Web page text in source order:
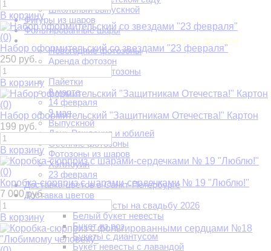
Школьный выпускной
Фигуры из шаров
Фольгированные шары
Фотозоны. Аренда фотозон. Изготовление фотозон
Новогодние фотозоны
Аренда фотозон
Свадебные фотозоны
Пайетки
8 марта
14 февраля
9 мая
Выпускной
День Рождения и юбилей
Осенние фотозоны
Фотозоны из шаров
Хэллоуин
23 февраля
Доставка цветов в Санкт-Петербурге
Доставка цветов
Букет для невесты на свадьбу 2026
Белый букет невесты
Букет из роз
Букеты с диантусом
Букет невесты с лавандой
В корзину
(0)
Набор оформительский со звездами "23 февраля"
250 руб.
В корзину
(0)
Набор оформительский "Защитникам Отечества!" Картон
199 руб.
В корзину
(0)
Коробка-сюрприз с шарами-сердечками № 19 "Люблю!"
7 000 руб.
В корзину